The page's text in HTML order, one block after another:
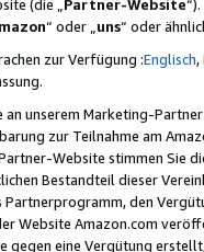
(die „Partner-Website
“ oder „uns“ oder
zur Verfügung :Englisch,
unserem Marketing-
zur Teilnahme am
Website stimmen Sie
Bestandteil dieser
den
Website Amazon.com
gegen eine Vergütung